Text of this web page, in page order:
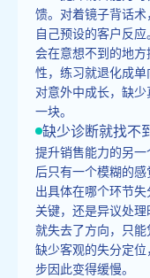
馈。对着镜子背话
自己预设的客户反
会在意想不到的地
性，练习就退化成
对意外中成长，缺
一块。
缺少诊断就找不
提升销售能力的另
后只有一个模糊的
出具体在哪个环节
关键，还是异议处
就失去了方向，只能
缺少客观的失分定
步因此变得缓慢。